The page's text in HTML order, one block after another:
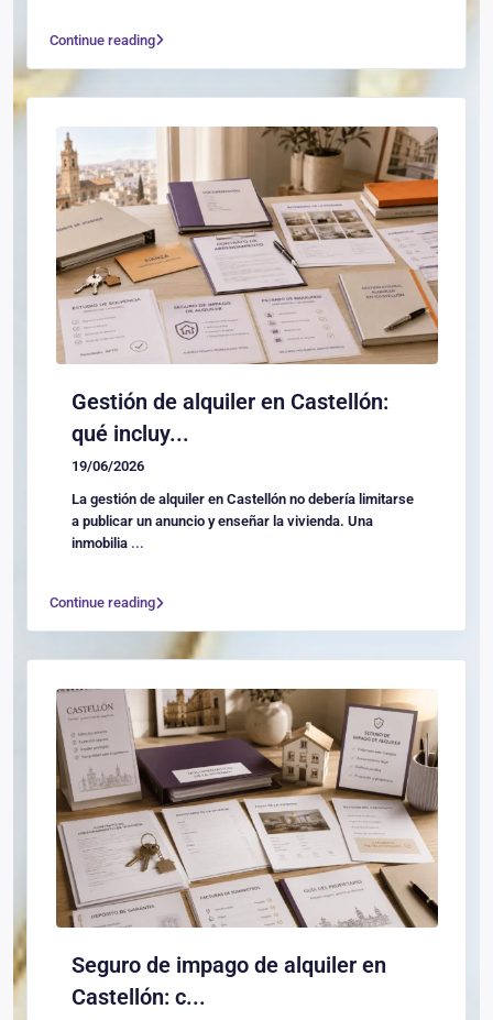
Continue reading
Gestión de alquiler en Castellón:
qué incluy...
19/06/2026
La gestión de alquiler en Castellón no debería limitarse
a publicar un anuncio y enseñar la vivienda. Una
inmobilia ...
Continue reading
Seguro de impago de alquiler en
Castellón: c...